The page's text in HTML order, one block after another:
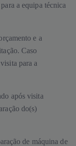
a equipa técnica
e a
Caso
para a
após visita
do(s)
de máquina de